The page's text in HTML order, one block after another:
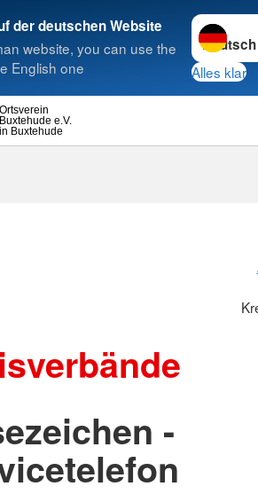
der deutschen Website
website, you can use the
English one
Sprache
Alles klar
in Buxtehude
Buxtehude e.V.
Ortsverein
Suche
-